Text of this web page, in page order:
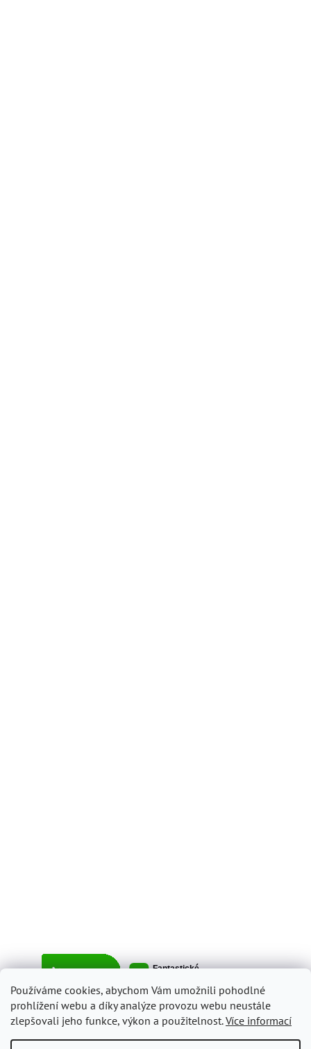
Používáme cookies, abychom Vám umožnili pohodlné
prohlížení webu a díky analýze provozu webu neustále
zlepšovali jeho funkce, výkon a použitelnost.Více informací